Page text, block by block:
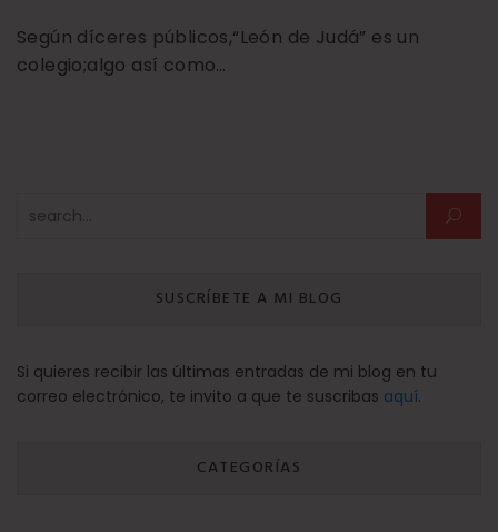
Según díceres públicos,“León de Judá” es un
colegio;algo así como…
SUSCRÍBETE A MI BLOG
Si quieres recibir las últimas entradas de mi blog en tu
correo electrónico, te invito a que te suscribas aquí.
CATEGORÍAS